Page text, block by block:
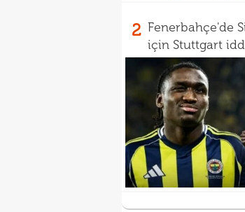
2 Fenerbahçe'de
için Stuttgart